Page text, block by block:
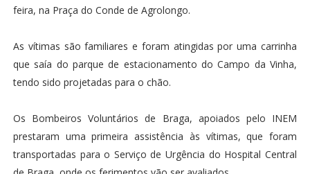
feira, na Praça do Conde de Agrolongo.
As vítimas são familiares e foram atingidas por uma carrinha
que saía do parque de estacionamento do Campo da Vinha,
tendo sido projetadas para o chão.
Os Bombeiros Voluntários de Braga, apoiados pelo INEM
prestaram uma primeira assistência às vítimas, que foram
transportadas para o Serviço de Urgência do Hospital Central